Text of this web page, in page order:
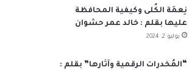
نِعمَة الكُلى وكيفية المحافظة
عليها بقلم : خالد عمر حشوان
يوليو 2, 2024
“المُخدرات الرقمية وآثارها” بقلم :